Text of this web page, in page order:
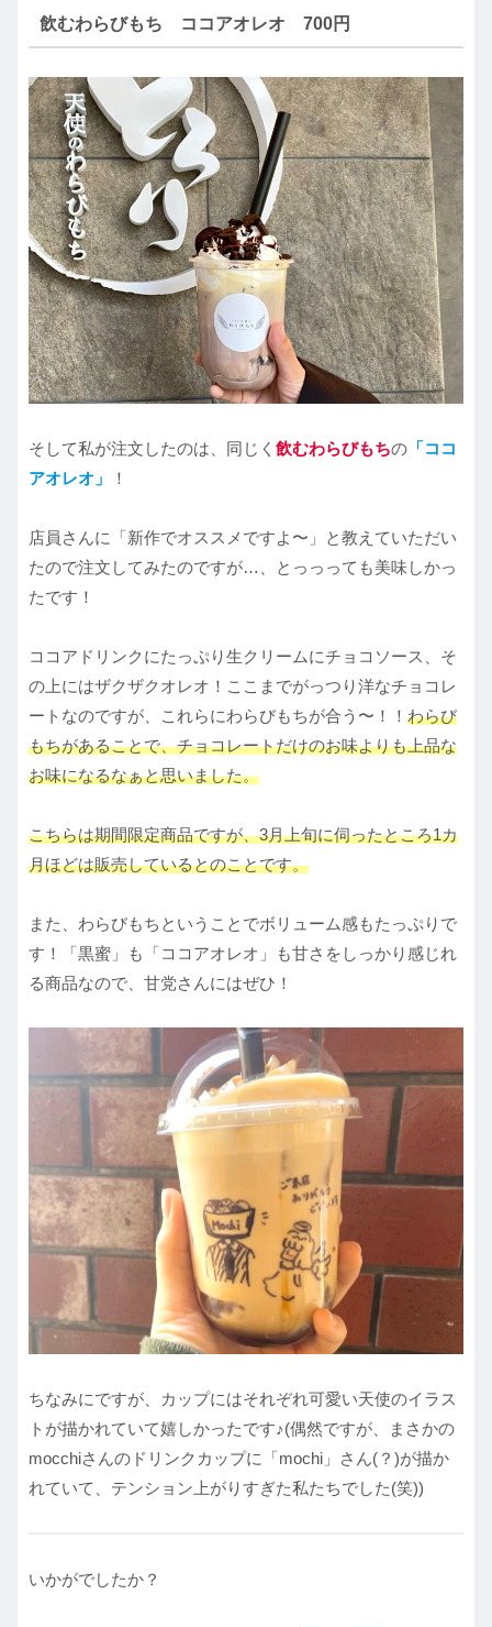
飲むわらびもち ココアオレオ 700円
そして私が注文したのは、同じく 飲むわらびもちの 「ココ
アオレオ」
！
店員さんに「新作でオススメですよ〜」と教えていただい
たので注文してみたのですが…、とっっっても美味しかっ
たです！
ココアドリンクにたっぷり生クリームにチョコソース、そ
の上にはザクザクオレオ！ここまでがっつり洋なチョコレ
ートなのですが、これらにわらびもちが合う〜！！ わらび
もちがあることで、チョコレートだけのお味よりも上品な
お味になるなぁと思いました。
こちらは期間限定商品ですが、3月上旬に伺ったところ1カ
月ほどは販売しているとのことです。
また、わらびもちということでボリューム感もたっぷりで
す！「黒蜜」も「ココアオレオ」も甘さをしっかり感じれ
る商品なので、甘党さんにはぜひ！
ちなみにですが、カップにはそれぞれ可愛い天使のイラス
トが描かれていて嬉しかったです♪(偶然ですが、まさかの
mocchiさんのドリンクカップに「mochi」さん(？)が描か
れていて、テンション上がりすぎた私たちでした(笑))
いかがでしたか？